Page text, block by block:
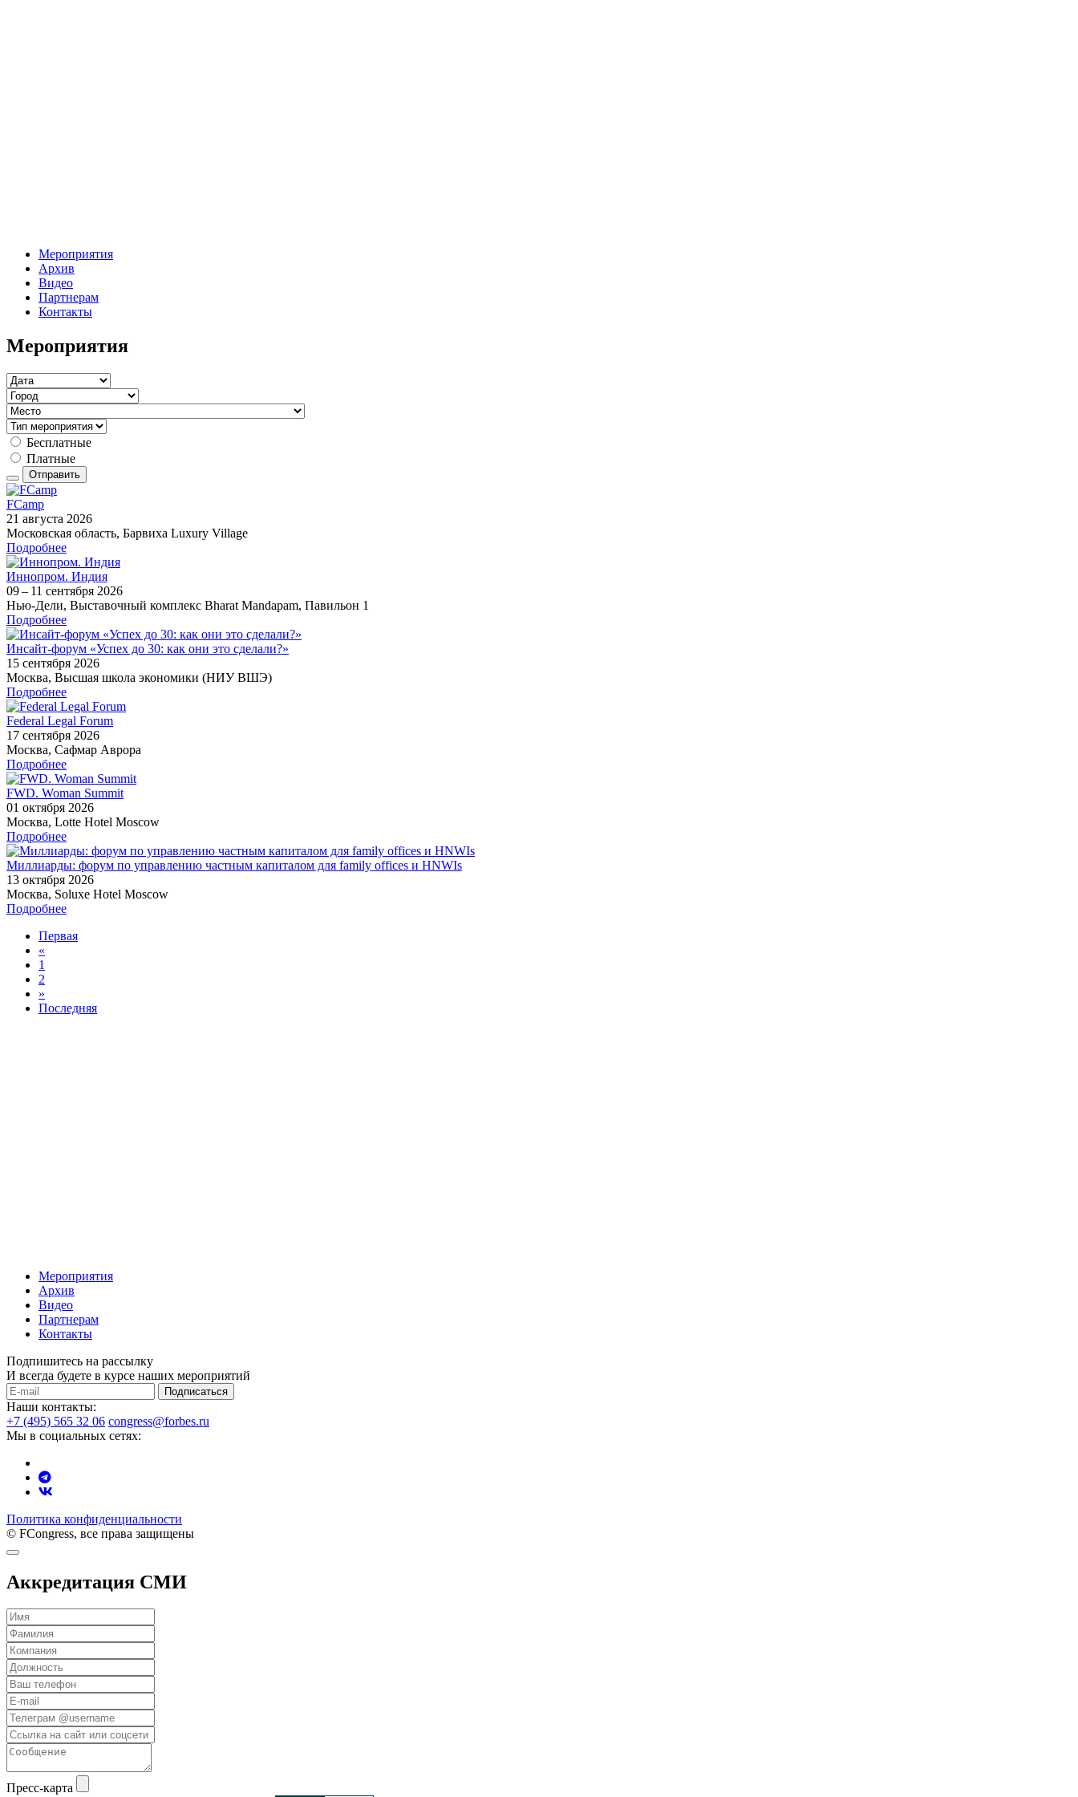
Мероприятия
Архив
Видео
Партнерам
Контакты
Мероприятия
Бесплатные
Платные
Отправить
FCamp
21 августа 2026
Московская область, Барвиха Luxury Village
Подробнее
Иннопром. Индия
09 – 11 сентября 2026
Нью-Дели, Выставочный комплекс Bharat Mandapam, Павильон 1
Подробнее
Инсайт-форум «Успех до 30: как они это сделали?»
15 сентября 2026
Москва, Высшая школа экономики (НИУ ВШЭ)
Подробнее
Federal Legal Forum
17 сентября 2026
Москва, Сафмар Аврора
Подробнее
FWD. Woman Summit
01 октября 2026
Москва, Lotte Hotel Moscow
Подробнее
Миллиарды: форум по управлению частным капиталом для family offices и HNWIs
13 октября 2026
Москва, Soluxe Hotel Moscow
Подробнее
Первая
«
1
2
»
Последняя
Мероприятия
Архив
Видео
Партнерам
Контакты
Подпишитесь на рассылку
И всегда будете в курсе наших мероприятий
Подписаться
Наши контакты:
+7 (495) 565 32 06 congress@forbes.ru
Мы в социальных сетях:
Политика конфиденциальности
© FCongress, все права защищены
Аккредитация СМИ
Пресс-карта